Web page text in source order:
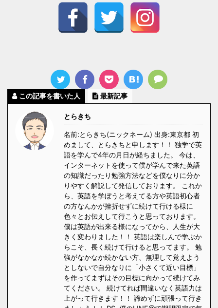
この記事を書いた人 最新記事
とらきち
名前:とらきち(ニックネーム) 出身:東京都 初
めまして、とらきちと申します！！ 独学で英
語を学んで4年の月日が経ちました。 今は、
インターネットを使って僕が学んで来た英語
の知識だったり勉強方法などを僕なりに分か
りやすく解説して発信しております。 これか
ら、英語を学ぼうと考えてる方や英語初心者
の方なんかが挫折せずに続けて行ける様に
色々とお伝えして行こうと思っております。
僕は英語が出来る様になってから、人生が大
きく変わりました！！ 英語は楽しんで学ぶか
らこそ、長く続けて行けると思ってます。 勉
強がなかなか続かない方、無理して覚えよう
としないで自分なりに「小さくて近い目標」
を作ってまずはその目標に向かって続けてみ
てください。 続けてれば間違いなく英語力は
上がって行きます！！ 諦めずに頑張って行き